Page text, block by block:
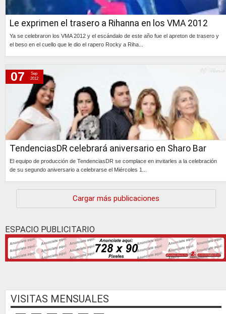
Le exprimen el trasero a Rihanna en los VMA 2012
Ya se celebraron los VMA 2012 y el escándalo de este año fue el apreton de trasero y
el beso en el cuello que le dio el rapero Rocky a Riha...
TendenciasDR celebrará aniversario en Sharo Bar
El equipo de producción de TendenciasDR se complace en invitarles a la celebración
de su segundo aniversario a celebrarse el Miércoles 1...
07
Sep
2012
Cargar más publicaciones
ESPACIO PUBLICITARIO
VISITAS MENSUALES